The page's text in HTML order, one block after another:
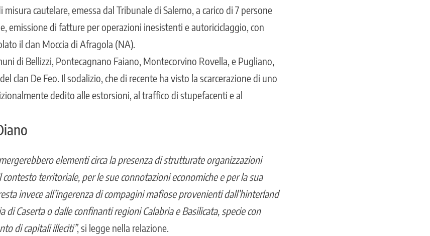
misura cautelare, emessa dal Tribunale di Salerno, a carico di 7 persone
emissione di fatture per operazioni inesistenti e autoriciclaggio, con
il clan Moccia di Afragola (NA).
di Bellizzi, Pontecagnano Faiano, Montecorvino Rovella, e Pugliano,
clan De Feo. Il sodalizio, che di recente ha visto la scarcerazione di uno
dedito alle estorsioni, al traffico di stupefacenti e al
elementi circa la presenza di strutturate organizzazioni
territoriale, per le sue connotazioni economiche e per la sua
invece all’ingerenza di compagini mafiose provenienti dall’hinterland
di Caserta o dalle confinanti regioni Calabria e Basilicata, specie con
di capitali illeciti”, si legge nella relazione.